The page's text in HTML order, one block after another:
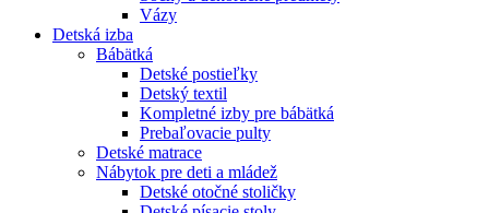
Vázy
Detská izba
Bábätká
Detské postieľky
Detský textil
Kompletné izby pre bábätká
Prebaľovacie pulty
Detské matrace
Nábytok pre deti a mládež
Detské otočné stoličky